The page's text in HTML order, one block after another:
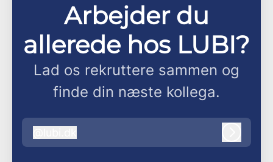
Arbejder du
allerede hos LUBI?
Lad os rekruttere sammen og
finde din næste kollega.
lubi.dk